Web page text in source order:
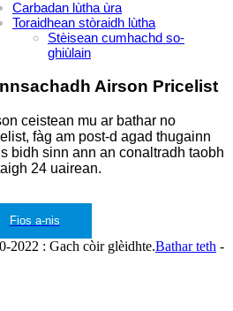
Carbadan lùtha ùra
Toraidhean stòraidh lùtha
Stèisean cumhachd so-
ghiùlain
Airson Pricelist
ceistean mu ar bathar no
fàg am post-d agad thugainn
bidh sinn ann an conaltradh taobh
24 uairean.
Fios a-nis
2022 : Gach còir glèidhte.Bathar teth -